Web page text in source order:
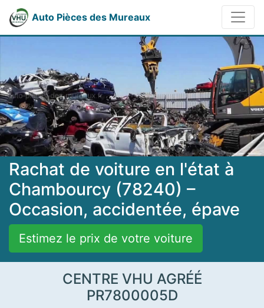
Auto Pièces des Mureaux
Rachat de voiture en l'état à
Chambourcy (78240) –
Occasion, accidentée, épave
Estimez le prix de votre voiture
CENTRE VHU AGRÉÉ
PR7800005D